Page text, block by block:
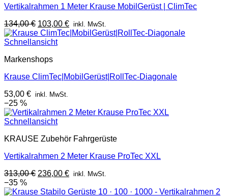
Vertikalrahmen 1 Meter Krause MobilGerüst | ClimTec
134,00€ Ursprünglicher
Preis
war:
103,00 €Aktueller
Preis
inkl. MwSt.
Schnellansicht
Markenshops
Krause ClimTec|MobilGerüst|RollTec-Diagonale
53,00 € inkl. MwSt.
−25 %
Schnellansicht
KRAUSE Zubehör Fahrgerüste
Vertikalrahmen 2 Meter Krause ProTec XXL
313,00€ Ursprünglicher
war:
236,00 €Aktueller
ist:
inkl. MwSt.
−35 %